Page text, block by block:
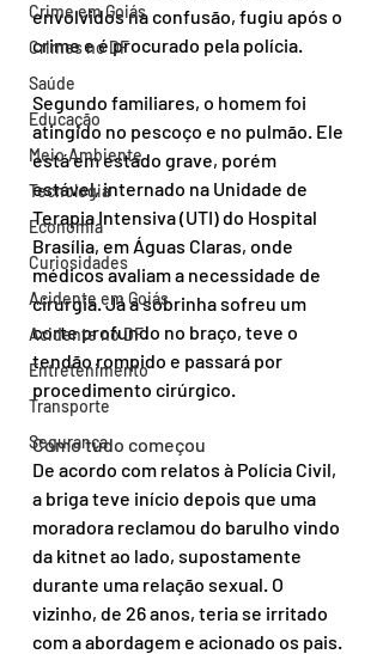
Crime em Goiás
Crimes no DF
Saúde
Educação
Meio Ambiente
Tecnologia
Economia
Curiosidades
Acidente em Goiás
Acidente no DF
Entretenimento
Transporte
Segurança
envolvidos na confusão, fugiu após o
crime e é procurado pela polícia.
Segundo familiares, o homem foi
atingido no pescoço e no pulmão. Ele
está em estado grave, porém
estável, internado na Unidade de
Terapia Intensiva (UTI) do Hospital
Brasília, em Águas Claras, onde
médicos avaliam a necessidade de
cirurgia. Já a sobrinha sofreu um
corte profundo no braço, teve o
tendão rompido e passará por
procedimento cirúrgico.
Como tudo começou
De acordo com relatos à Polícia Civil,
a briga teve início depois que uma
moradora reclamou do barulho vindo
da kitnet ao lado, supostamente
durante uma relação sexual. O
vizinho, de 26 anos, teria se irritado
com a abordagem e acionado os pais.